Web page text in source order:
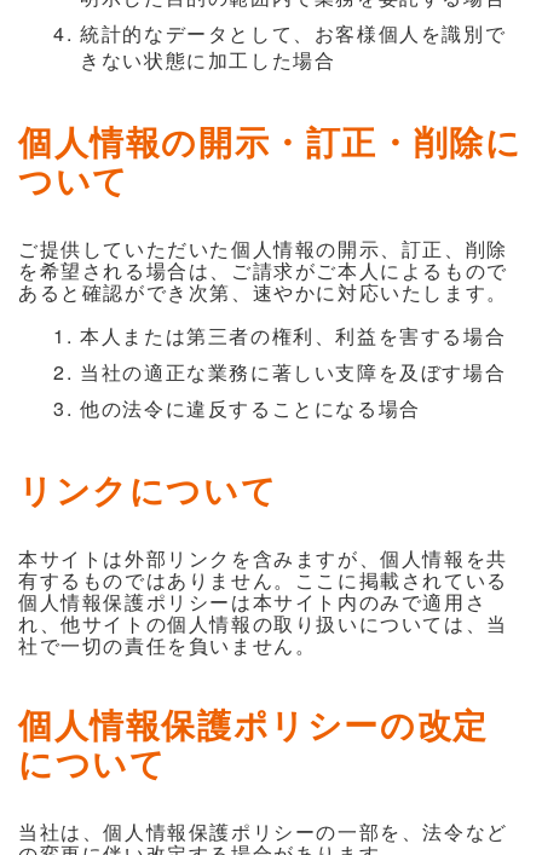
統計的なデータとして、お客様個人を識別で
きない状態に加工した場合
個人情報の開示・訂正・削除に
ついて
ご提供していただいた個人情報の開示、訂正、削除
を希望される場合は、ご請求がご本人によるもので
あると確認ができ次第、速やかに対応いたします。
本人または第三者の権利、利益を害する場合
当社の適正な業務に著しい支障を及ぼす場合
他の法令に違反することになる場合
リンクについて
本サイトは外部リンクを含みますが、個人情報を共
有するものではありません。ここに掲載されている
個人情報保護ポリシーは本サイト内のみで適用さ
れ、他サイトの個人情報の取り扱いについては、当
社で一切の責任を負いません。
個人情報保護ポリシーの改定
について
当社は、個人情報保護ポリシーの一部を、法令など